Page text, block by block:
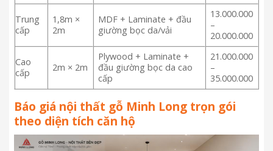
Trung
cấp
1,8m ×
2m
MDF + Laminate + đầu
giường bọc da/vải
13.000.000
–
20.000.000
Cao
cấp
2m × 2m
Plywood + Laminate +
đầu giường bọc da cao
cấp
21.000.000
–
35.000.000
Báo giá nội thất gỗ Minh Long trọn gói
theo diện tích căn hộ